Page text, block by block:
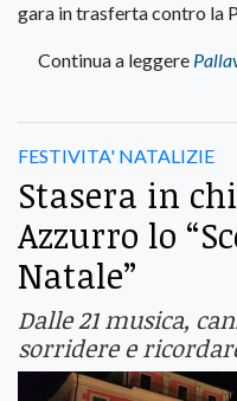
gara in trasferta contro la
Continua a leggere
FESTIVITA' NATALIZIE
Stasera in
Azzurro lo
Natale”
Dalle 21 musica,
sorridere e